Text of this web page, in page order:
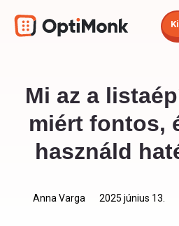
Mi az a
miért fontos,
használd
Anna Varga 2025 június 13.